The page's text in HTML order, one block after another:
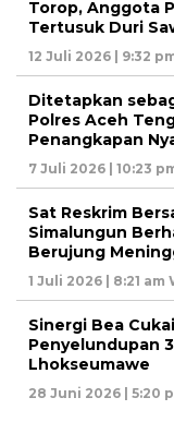
Torop, Anggota
Tertusuk Duri
12 Juli 2026 | 9:32
Ditetapkan
Polres Aceh
Penangkapan
7 Juli 2026 | 10:23
Sat Reskrim
Simalungun
Berujung
1 Juli 2026 | 8:21 am
Sinergi Bea
Penyelundupan
Lhokseumawe
28 Juni 2026 | 5:20